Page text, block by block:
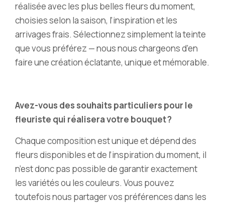
réalisée avec les plus belles fleurs du moment,
choisies selon la saison, l’inspiration et les
arrivages frais. Sélectionnez simplement la teinte
que vous préférez — nous nous chargeons d’en
faire une création éclatante, unique et mémorable.
Avez-vous des souhaits particuliers pour le
fleuriste qui réalisera votre bouquet ?
Chaque composition est unique et dépend des
fleurs disponibles et de l’inspiration du moment, il
n’est donc pas possible de garantir exactement
les variétés ou les couleurs. Vous pouvez
toutefois nous partager vos préférences dans les